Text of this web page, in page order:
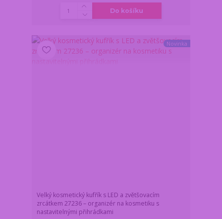
Do košíku
Novinka
Velký kosmetický kufřík s LED a zvětšovacím
zrcátkem 27236 – organizér na kosmetiku s
nastavitelnými přihrádkami